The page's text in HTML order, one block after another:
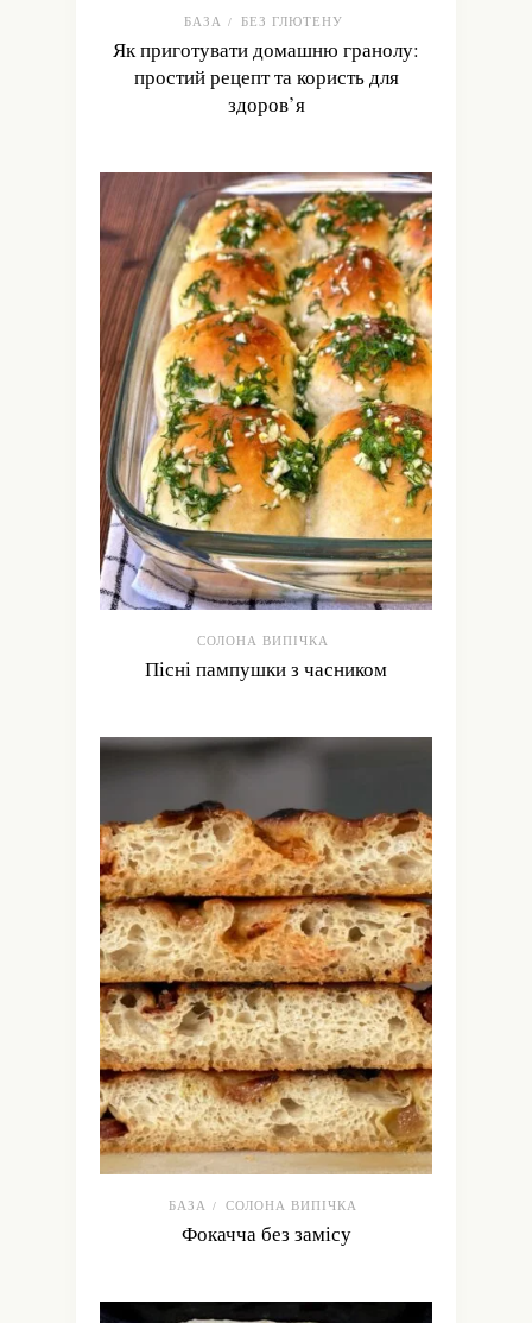
БАЗА / БЕЗ ГЛЮТЕНУ
Як приготувати домашню гранолу:
простий рецепт та користь для
здоров’я
СОЛОНА ВИПІЧКА
Пісні пампушки з часником
БАЗА / СОЛОНА ВИПІЧКА
Фокачча без замісу